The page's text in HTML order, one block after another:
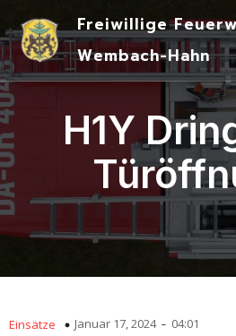
Freiwillige
Wembach-Hahn
H1Y
Einsätze Januar 17, 2024 - 04:01